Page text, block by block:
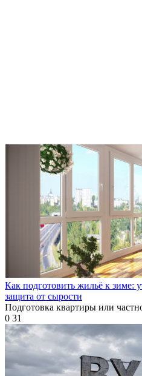
Как подготовить жильё к зиме:
защита от сырости
Подготовка квартиры или
0 31